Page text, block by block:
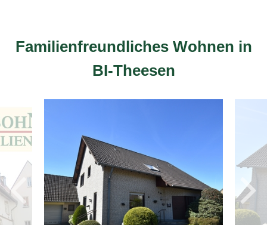
Familienfreundliches Wohnen in
BI-Theesen